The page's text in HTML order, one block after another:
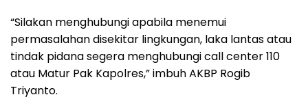
“Silakan menghubungi apabila menemui
permasalahan disekitar lingkungan, laka lantas atau
tindak pidana segera menghubungi call center 110
atau Matur Pak Kapolres,” imbuh AKBP Rogib
Triyanto.